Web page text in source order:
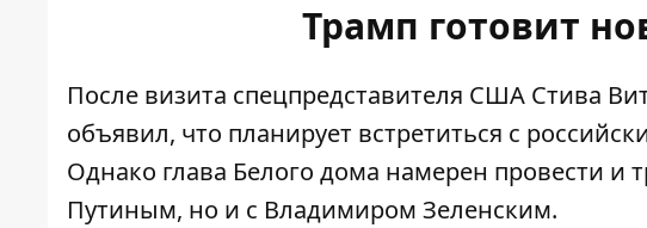
Трамп готовит
После визита спецпредставителя США Стива
объявил, что планирует встретиться с
Однако глава Белого дома намерен провести и
Путиным, но и с Владимиром Зеленским.